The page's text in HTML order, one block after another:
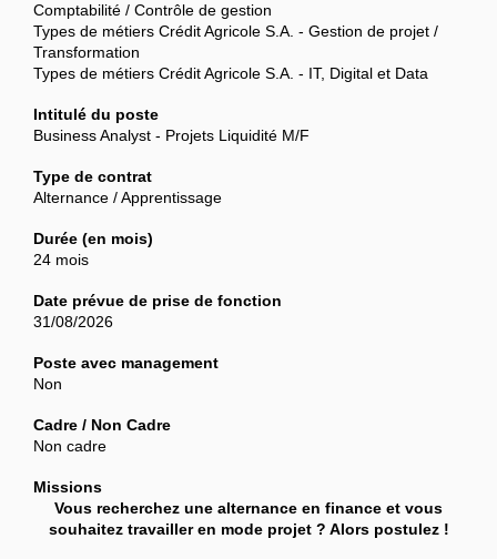
Comptabilité / Contrôle de gestion
Types de métiers Crédit Agricole S.A. - Gestion de projet /
Transformation
Types de métiers Crédit Agricole S.A. - IT, Digital et Data
Intitulé du poste
Business Analyst - Projets Liquidité M/F
Type de contrat
Alternance / Apprentissage
Durée (en mois)
24 mois
Date prévue de prise de fonction
31/08/2026
Poste avec management
Non
Cadre / Non Cadre
Non cadre
Missions
Vous recherchez une alternance en finance et vous
souhaitez travailler en mode projet ? Alors postulez !